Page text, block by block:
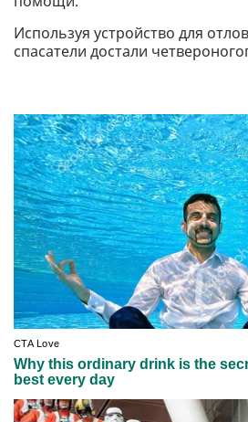
Используя устройство для
спасатели достали